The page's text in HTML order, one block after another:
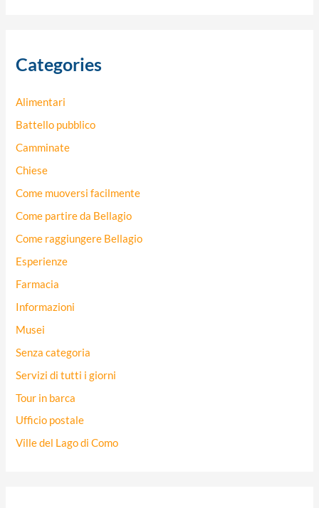
a
Categories
Alimentari
Battello pubblico
Camminate
Chiese
Come muoversi facilmente
Come partire da Bellagio
Come raggiungere Bellagio
Esperienze
Farmacia
Informazioni
Musei
Senza categoria
Servizi di tutti i giorni
Tour in barca
Ufficio postale
Ville del Lago di Como